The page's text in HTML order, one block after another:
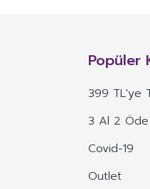
maddelerin konsantre veya
dozu belirlenmiş ürünleri ifade
böyle özelliklere atıfta
eden veya vurgulayan ifadeler
Popüler
399 TL'ye
3 Al 2 Öde
Covid-19
Outlet